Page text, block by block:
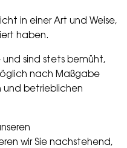
in einer Art und Weise,
haben.
und sind stets bemüht,
nach Maßgabe
und betrieblichen
wir Sie nachstehend,